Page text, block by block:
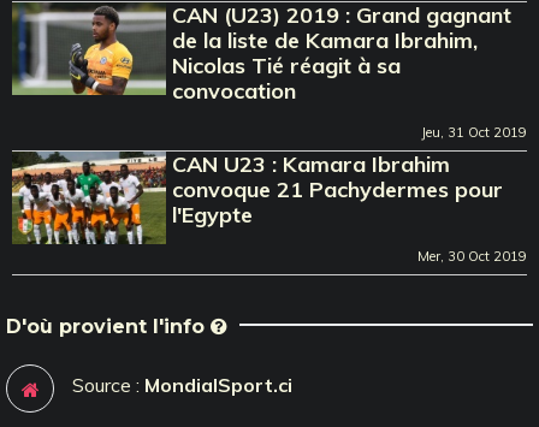
CAN (U23) 2019 : Grand gagnant
de la liste de Kamara Ibrahim,
Nicolas Tié réagit à sa
convocation
Jeu, 31 Oct 2019
CAN U23 : Kamara Ibrahim
convoque 21 Pachydermes pour
l'Egypte
Mer, 30 Oct 2019
D'où provient l'info
Source : MondialSport.ci